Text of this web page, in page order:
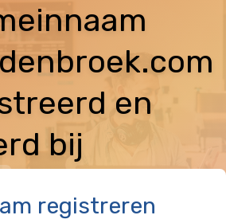
en
bij
registreren